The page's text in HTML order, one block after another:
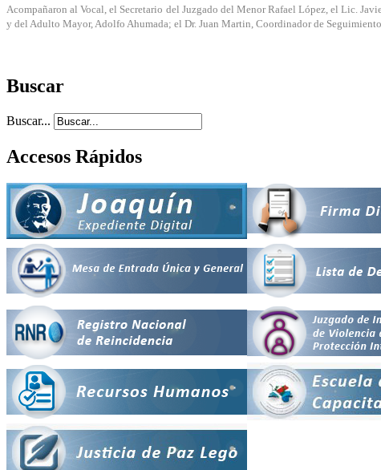
Acompañaron al Vocal, el Secretario del Juzgado del Menor Rafael López, el Lic.
y del Adulto Mayor, Adolfo Ahumada; el Dr. Juan Martin, Coordinador de
Buscar
Buscar...
Accesos Rápidos